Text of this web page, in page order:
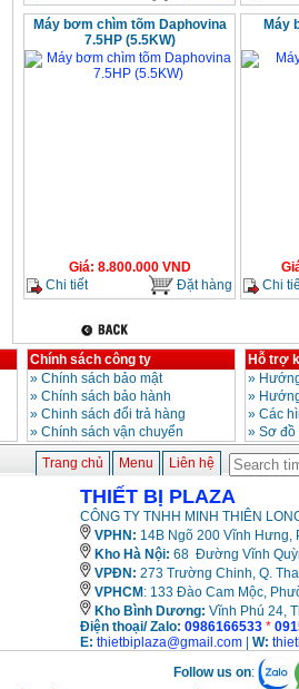
Máy bơm chìm tõm Daphovina
7.5HP (5.5KW)
Giá: 8.800.000VND
Chi tiết
Đặt hàng
Máy
Chi
Chính sách công ty
» Chính sách bảo mật
» Chính sách bảo hành
» Chinh sách đổi trả hàng
» Chính sách vận chuyển
Hỗ trợ
»
»
» Các
» Sơ
Trang chủ Menu Liên hệ
THIẾT BỊ PLAZA
CÔNG TY TNHH MINH THIÊN
VPHN: 14B Ngõ 200 Vĩnh Hưng,
Kho Hà Nội: 68 Đường Vĩnh
VPĐN: 273 Trường Chinh, Q.
VPHCM : 133 Đào Cam Mộc,
Kho Bình Dương: Vĩnh Phú 24,
Điện thoại/ Zalo: 0986166533 *
E: thietbiplaza@gmail.com W:
Follow us on: